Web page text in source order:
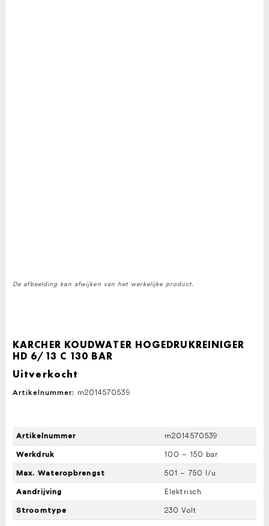
De afbeelding kan afwijken van het werkelijke product.
KARCHER KOUDWATER HOGEDRUKREINIGER
HD 6/13 C 130 BAR
Uitverkocht
Artikelnummer: m2014570539
Artikelnummer m2014570539
Werkdruk 100 – 150 bar
Max. Wateropbrengst 501 – 750 l/u
Aandrijving Elektrisch
Stroomtype 230 Volt